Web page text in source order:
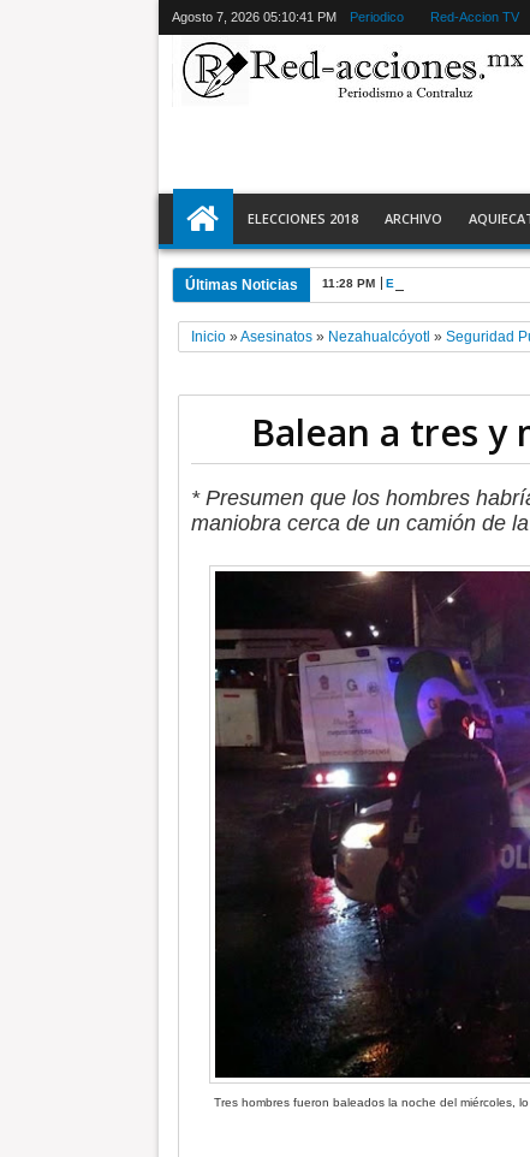
Agosto 7, 2026 05:10:42 PM Periodico Red-Accion TV
ELECCIONES 2018 ARCHIVO
Últimas Noticias 11:28 PM Ecatepec detiene a 2 y
Inicio»Asesinatos» Nezahualcóyotl » Seguridad
Balean a tres y
* Presumen que los hombres
maniobra cerca de un camión de
Tres hombres fueron baleados la noche del miércoles,